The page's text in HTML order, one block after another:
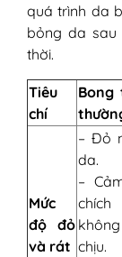
quá trình da
bỏng da sau
thời.
Tiêu
chí
Bong
Mức
độ đỏ
và rát
– Đỏ
da.
–
chích
chịu.